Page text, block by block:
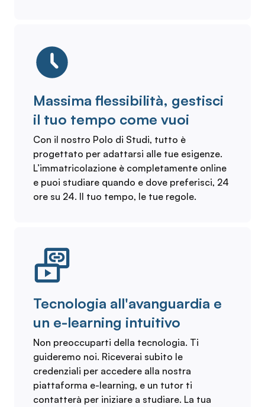
Massima flessibilità, gestisci
il tuo tempo come vuoi
Con il nostro Polo di Studi, tutto è
progettato per adattarsi alle tue esigenze.
L’immatricolazione è completamente online
e puoi studiare quando e dove preferisci, 24
ore su 24. Il tuo tempo, le tue regole.
Tecnologia all'avanguardia e
un e-learning intuitivo
Non preoccuparti della tecnologia. Ti
guideremo noi. Riceverai subito le
credenziali per accedere alla nostra
piattaforma e-learning, e un tutor ti
contatterà per iniziare a studiare. La tua